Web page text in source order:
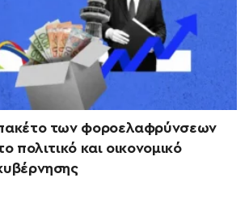
των φοροελαφρύνσεων
πολιτικό και οικονομικό